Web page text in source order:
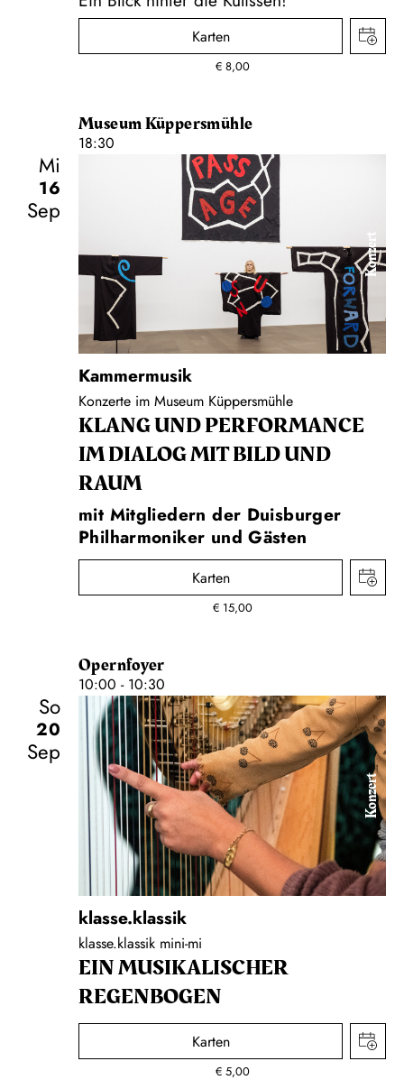
Karten
€ 8,00
Museum Küppersmühle
18:30
Mi
16
Sep
Konzert
Kammermusik
Konzerte im Museum Küppersmühle
KLANG UND PERFORMANCE
IM DIALOG MIT BILD UND
RAUM
mit Mitgliedern der Duisburger
Philharmoniker und Gästen
Karten
€ 15,00
Opernfoyer
10:00 - 10:30
So
20
Sep
Konzert
klasse.klassik
klasse.klassik mini-mi
EIN MUSIKALISCHER
REGENBOGEN
Karten
€ 5,00